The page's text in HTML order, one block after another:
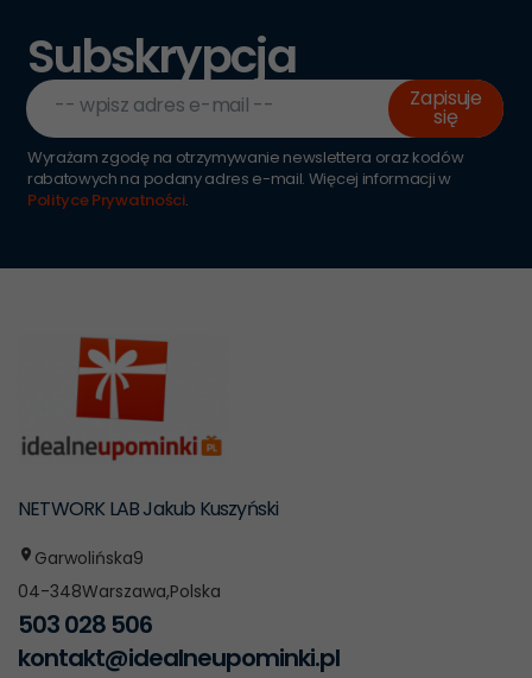
Subskrypcja
-- wpisz adres e-mail -- Zapisuje
się
Wyrażam zgodę na otrzymywanie newslettera oraz kodów
rabatowych na podany adres e-mail. Więcej informacji w
Polityce Prywatności.
NETWORK LAB Jakub Kuszyński
Garwolińska9
04-348Warszawa,Polska
503 028 506
kontakt@idealneupominki.pl